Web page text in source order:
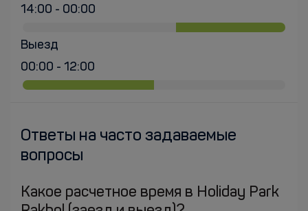
14:00 - 00:00
Выезд
00:00 - 12:00
Ответы на часто задаваемые
вопросы
Какое расчетное время в Holiday Park